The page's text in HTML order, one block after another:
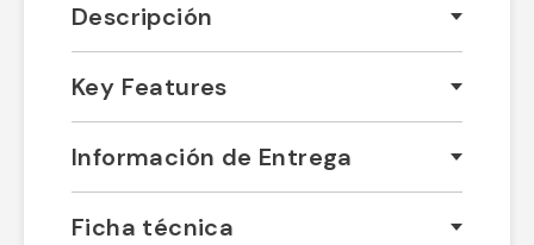
Descripción
Key Features
Información de Entrega
Ficha técnica